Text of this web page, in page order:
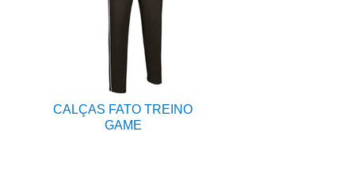
CALÇAS FATO TREINO
GAME